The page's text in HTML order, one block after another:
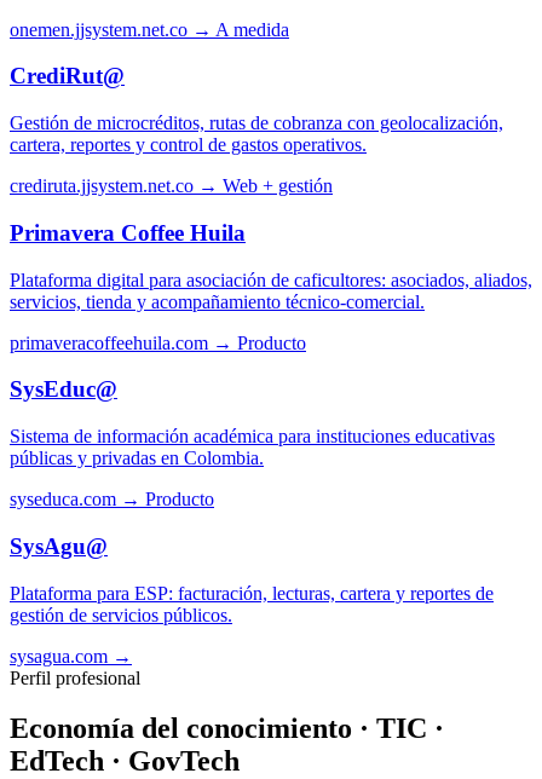
onemen.jjsystem.net.co → A medida
CrediRut@
Gestión de microcréditos, rutas de cobranza con geolocalización,
cartera, reportes y control de gastos operativos.
crediruta.jjsystem.net.co → Web + gestión
Primavera Coffee Huila
Plataforma digital para asociación de caficultores: asociados, aliados,
servicios, tienda y acompañamiento técnico-comercial.
primaveracoffeehuila.com → Producto
SysEduc@
Sistema de información académica para instituciones educativas
públicas y privadas en Colombia.
syseduca.com → Producto
SysAgu@
Plataforma para ESP: facturación, lecturas, cartera y reportes de
gestión de servicios públicos.
sysagua.com →
Perfil profesional
Economía del conocimiento · TIC ·
EdTech · GovTech